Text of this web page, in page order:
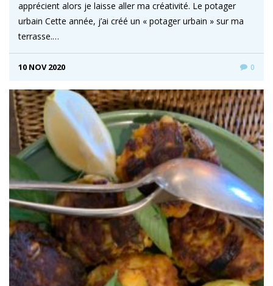
apprécient alors je laisse aller ma créativité. Le potager
urbain Cette année, j’ai créé un « potager urbain » sur ma
terrasse.…
10 NOV 2020 0